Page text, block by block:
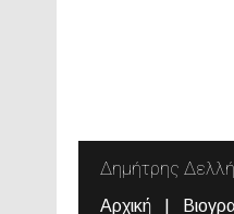
Δημήτρης
Αρχική